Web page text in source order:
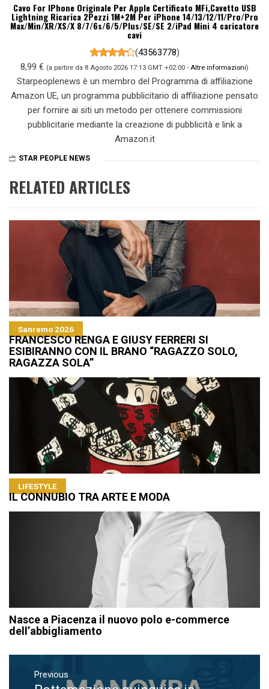
Cavo For IPhone Originale Per Apple Certificato MFi,Cavetto USB
Lightning Ricarica 2Pezzi 1M+2M Per iPhone 14/13/12/11/Pro/Pro
Max/Min/XR/XS/X 8/7/6s/6/5/Plus/SE/SE 2/iPad Mini 4 caricatore
cavi
(43563778)
8,99 € (a partire da 8 Agosto 2026 17:13 GMT +02:00 - Altre informazioni)
Starpeoplenews è un membro del Programma di affiliazione
Amazon UE, un programma pubblicitario di affiliazione pensato
per fornire ai siti un metodo per ottenere commissioni
pubblicitarie mediante la creazione di pubblicità e link a
Amazon.it
STAR PEOPLE NEWS
RELATED ARTICLES
Sanremo 2026
FRANCESCO RENGA E GIUSY FERRERI SI
ESIBIRANNO CON IL BRANO “RAGAZZO SOLO,
RAGAZZA SOLA”
LIFESTYLE
IL CONNUBIO TRA ARTE E MODA
Nasce a Piacenza il nuovo polo e-commerce
dell’abbigliamento
Navigazione
articoli
Previous